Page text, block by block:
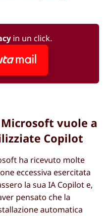
in un click.
vuole a
Copilot
ha ricevuto molte
eccessiva esercitata
la sua IA Copilot e,
pensato che la
automatica